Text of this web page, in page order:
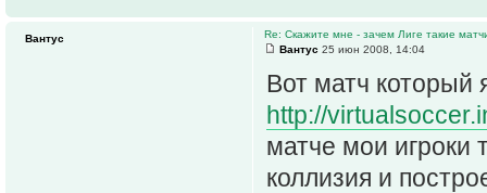
Re: Скажите мне - зачем Лиге такие
Вантус 25 июн 2008, 14:04
Вот матч который
http://
матче мои
коллизия и
Вантус